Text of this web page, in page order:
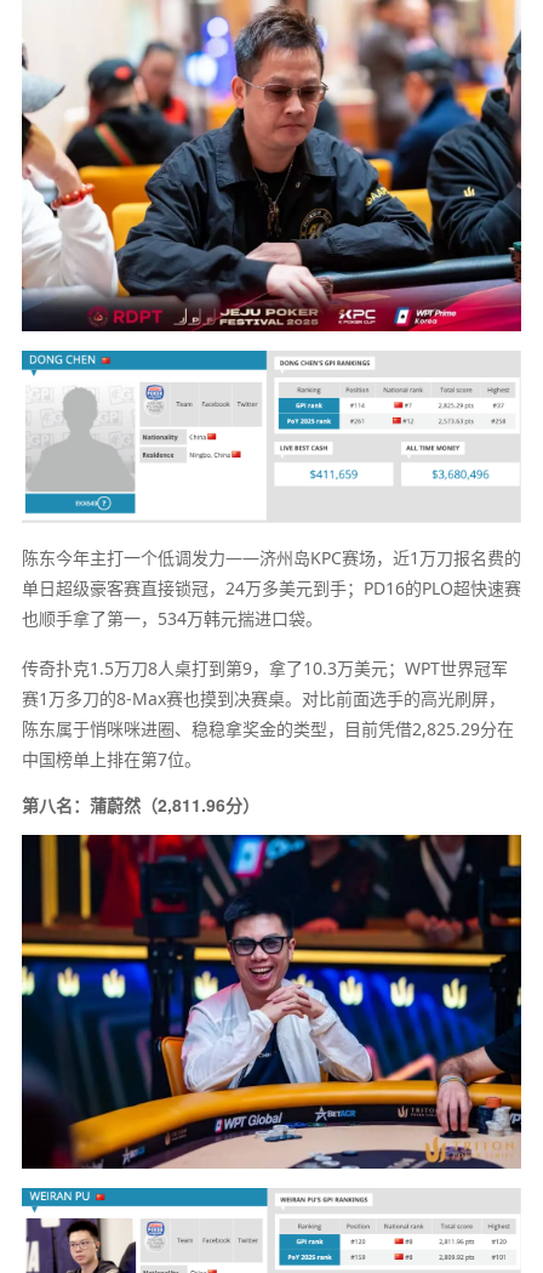
陈东今年主打一个低调发力——济州岛KPC赛场，近1万刀报名费的
单日超级豪客赛直接锁冠，24万多美元到手；PD16的PLO超快速赛
也顺手拿了第一，534万韩元揣进口袋。
传奇扑克1.5万刀8人桌打到第9，拿了10.3万美元；WPT世界冠军
赛1万多刀的8-Max赛也摸到决赛桌。对比前面选手的高光刷屏，
陈东属于悄咪咪进圈、稳稳拿奖金的类型，目前凭借2,825.29分在
中国榜单上排在第7位。
第八名：蒲蔚然（2,811.96分）